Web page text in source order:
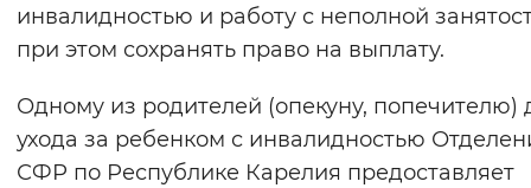
инвалидностью и работу с неполной
при этом сохранять право на выплату.
Одному из родителей (опекуну, попечителю)
ухода за ребенком с инвалидностью
СФР по Республике Карелия предоставляет